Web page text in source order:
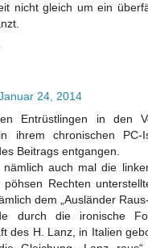
nicht gleich um ein
24, 2014
Entrüstlingen in den
ihrem chronischen PC-
Beitrags entgangen.
nämlich auch mal die
Rechten
dem „Ausländer
durch die ironische
des H. Lanz, in Italien